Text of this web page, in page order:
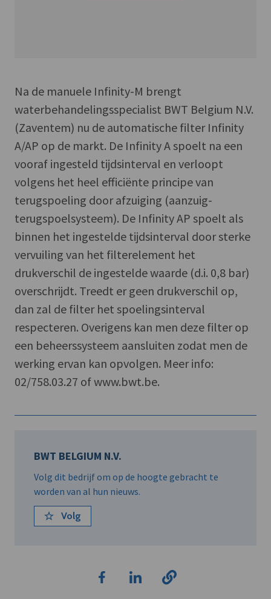
Na de manuele Infinity-M brengt
waterbehandelingsspecialist BWT Belgium N.V.
(Zaventem) nu de automatische filter Infinity
A/AP op de markt. De Infinity A spoelt na een
vooraf ingesteld tijdsinterval en verloopt
volgens het heel efficiënte principe van
terugspoeling door afzuiging (aanzuig-
terugspoelsysteem). De Infinity AP spoelt als
binnen het ingestelde tijdsinterval door sterke
vervuiling van het filterelement het
drukverschil de ingestelde waarde (d.i. 0,8 bar)
overschrijdt. Treedt er geen drukverschil op,
dan zal de filter het spoelingsinterval
respecteren. Overigens kan men deze filter op
een beheerssysteem aansluiten zodat men de
werking ervan kan opvolgen. Meer info:
02/758.03.27 of www.bwt.be.
BWT BELGIUM N.V.
Volg dit bedrijf om op de hoogte gebracht te
worden van al hun nieuws.
Volg